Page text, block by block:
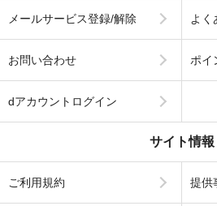
メールサービス登録/解除 よく
お問い合わせ ポイ
dアカウントログイン
サイト情報
ご利用規約 提供